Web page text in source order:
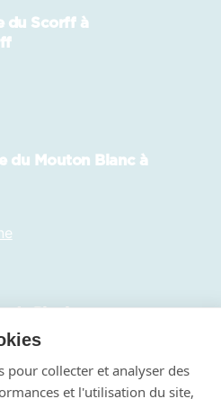
pour collecter et analyser des
et l'utilisation du site,
du Scorff à
du Mouton Blanc à